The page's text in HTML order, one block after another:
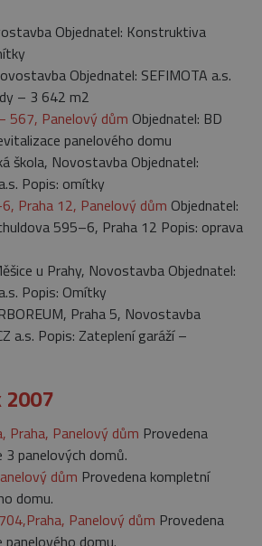
Objednatel: Konstruktiva
Objednatel: SEFIMOTA a.s.
– 3 642 m2
567, Panelový dům Objednatel: BD
panelového domu
škola, Novostavba Objednatel:
Popis: omítky
Praha 12, Panelový dům Objednatel:
595–6, Praha 12 Popis: oprava
u Prahy, Novostavba Objednatel:
Popis: Omítky
Praha 5, Novostavba
a.s. Popis: Zateplení garáží –
2007
Praha, Panelový dům Provedena
panelových domů.
dům Provedena kompletní
domu.
Panelový dům Provedena
domu.